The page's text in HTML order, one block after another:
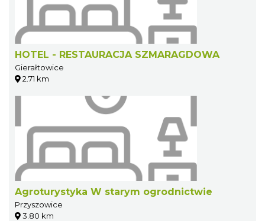
HOTEL - RESTAURACJA SZMARAGDOWA
Gierałtowice
2.71 km
Agroturystyka W starym ogrodnictwie
Przyszowice
3.80 km